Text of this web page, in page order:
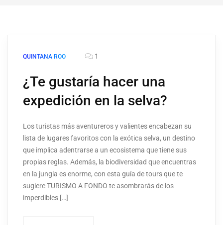
QUINTANA ROO 1
¿Te gustaría hacer una
expedición en la selva?
Los turistas más aventureros y valientes encabezan su
lista de lugares favoritos con la exótica selva, un destino
que implica adentrarse a un ecosistema que tiene sus
propias reglas. Además, la biodiversidad que encuentras
en la jungla es enorme, con esta guía de tours que te
sugiere TURISMO A FONDO te asombrarás de los
imperdibles […]